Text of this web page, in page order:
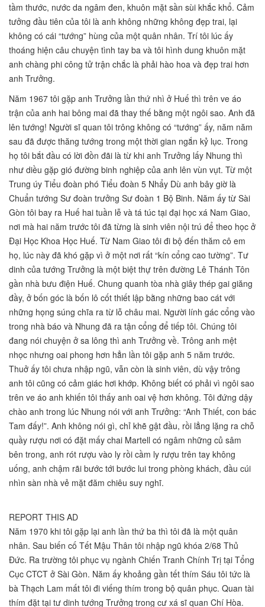
tầm thước, nước da ngâm đen, khuôn mặt sần sùi khắc khổ. Cảm
tưởng đầu tiên của tôi là anh không những không đẹp trai, lại
không có cái “tướng” hùng của một quân nhân. Trí tôi lúc ấy
thoáng hiện câu chuyện tình tay ba và tôi hình dung khuôn mặt
anh chàng phi công tử trận chắc là phải hào hoa và đẹp trai hơn
anh Trưởng.
Năm 1967 tôi gặp anh Trưởng lần thứ nhì ở Huế thì trên ve áo
trận của anh hai bông mai đã thay thế bằng một ngôi sao. Anh đã
lên tướng! Người sĩ quan tôi trông không có “tướng” ấy, năm năm
sau đã được thăng tướng trong một thời gian ngắn kỷ lục. Trong
họ tôi bắt đầu có lời đồn đãi là từ khi anh Trưởng lấy Nhung thì
như diều gặp gió đường binh nghiệp của anh lên vùn vụt. Từ một
Trung úy Tiểu đoàn phó Tiểu đoàn 5 Nhẩy Dù anh bây giờ là
Chuẩn tướng Sư đoàn trưởng Sư đoàn 1 Bộ Binh. Năm ấy từ Sài
Gòn tôi bay ra Huế hai tuần lễ và tá túc tại đại học xá Nam Giao,
nơi mà hai năm trước tôi đã từng là sinh viên nội trú để theo học ở
Đại Học Khoa Học Huế. Từ Nam Giao tôi đi bộ đến thăm cô em
họ, lúc này đã khó gặp vì ở một nơi rất “kín cổng cao tường”. Tư
dinh của tướng Trưởng là một biệt thự trên đường Lê Thánh Tôn
gần nhà bưu điện Huế. Chung quanh tòa nhà giây thép gai giăng
đầy, ở bốn góc là bốn lô cốt thiết lập bằng những bao cát với
những họng súng chĩa ra từ lỗ châu mai. Người lính gác cổng vào
trong nhà báo và Nhung đã ra tận cổng để tiếp tôi. Chúng tôi
đang nói chuyện ở sa lông thì anh Trưởng về. Trông anh mệt
nhọc nhưng oai phong hơn hẳn lần tôi gặp anh 5 năm trước.
Thuở ấy tôi chưa nhập ngũ, vẫn còn là sinh viên, dù vậy trông
anh tôi cũng có cảm giác hơi khớp. Không biết có phải vì ngôi sao
trên ve áo anh khiến tôi thấy anh oai vệ hơn không. Tôi đứng dậy
chào anh trong lúc Nhung nói với anh Trưởng: “Anh Thiết, con bác
Tam đấy!”. Anh không nói gì, chỉ khẽ gật đầu, rồi lẳng lặng ra chỗ
quầy rượu nơi có đặt mấy chai Martell có ngâm những củ sâm
bên trong, anh rót rượu vào ly rồi cầm ly rượu trên tay không
uống, anh chậm rãi bước tới bước lui trong phòng khách, đầu cúi
nhìn sàn nhà vẻ mặt đăm chiêu suy nghĩ.
REPORT THIS AD
Năm 1970 khi tôi gặp lại anh lần thứ ba thì tôi đã là một quân
nhân. Sau biến cố Tết Mậu Thân tôi nhập ngũ khóa 2/68 Thủ
Đức. Ra trường tôi phục vụ ngành Chiến Tranh Chính Trị tại Tổng
Cục CTCT ở Sài Gòn. Năm ấy khoảng gần tết thím Sáu tôi tức là
bà Thạch Lam mất tôi đi viếng thím trong bộ quân phục. Quan tài
thím đặt tại tư dinh tướng Trưởng trong cư xá sĩ quan Chí Hòa.